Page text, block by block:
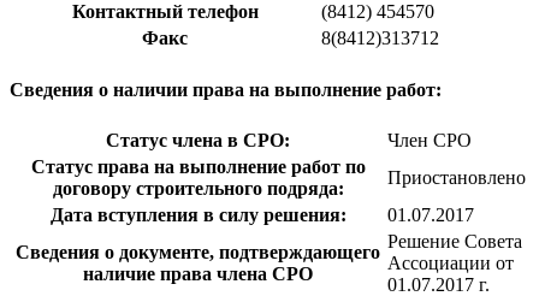
Контактный телефон
(8412) 454570
Факс
8(8412)313712
Сведения о наличии права на выполнение работ:
Статус члена в СРО:
Член СРО
Статус права на выполнение работ по
договору строительного подряда:
Приостановлено
Дата вступления в силу решения:
01.07.2017
Сведения о документе, подтверждающего
наличие права члена СРО
Решение Совета
Ассоциации от
01.07.2017 г.